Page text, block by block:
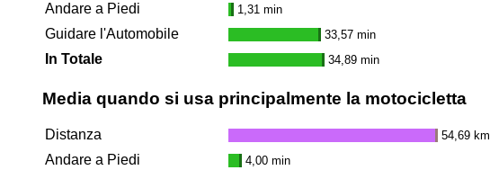
Andare a Piedi 1,31 min
Guidare l'Automobile 33,57 min
In Totale 34,89 min
Media quando si usa principalmente la motocicletta
Distanza 54,69 km
Andare a Piedi 4,00 min